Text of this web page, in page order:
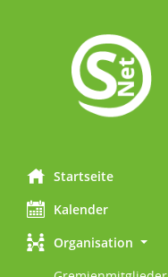
Startseite
Kalender
Organisation